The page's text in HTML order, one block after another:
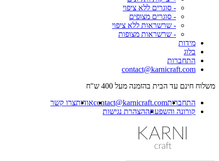
- סוגרים ללא ציפוי
- סוגרים מצופים
- שרשראות ללא ציפוי
- שרשראות מצופות
מידות
בלוג
התחברות
contact@karnicraft.com
משלוח חינם עד הבית בהזמנה מעל 400 ש"ח
התחברותcontact@karnicraft.comאודותצרו קשר
קורונה והשפעתההצהרת נגישות